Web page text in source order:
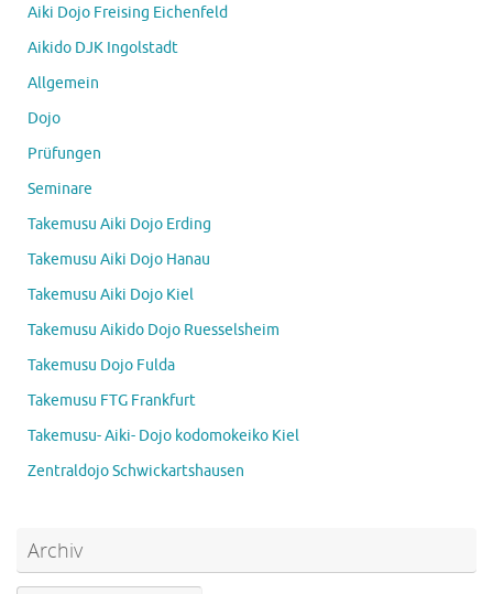
Aiki Dojo Freising Eichenfeld
Aikido DJK Ingolstadt
Allgemein
Dojo
Prüfungen
Seminare
Takemusu Aiki Dojo Erding
Takemusu Aiki Dojo Hanau
Takemusu Aiki Dojo Kiel
Takemusu Aikido Dojo Ruesselsheim
Takemusu Dojo Fulda
Takemusu FTG Frankfurt
Takemusu- Aiki- Dojo kodomokeiko Kiel
Zentraldojo Schwickartshausen
Archiv